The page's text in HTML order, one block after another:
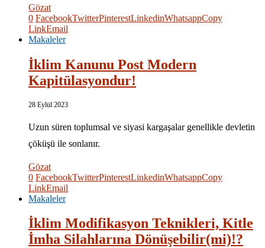
Gözat
0 FacebookTwitterPinterestLinkedinWhatsappCopy
LinkEmail
Makaleler
İklim Kanunu Post Modern
Kapitülasyondur!
28 Eylül 2023
Uzun süren toplumsal ve siyasi kargaşalar genellikle devletin
çöküşü ile sonlanır.
Gözat
0 FacebookTwitterPinterestLinkedinWhatsappCopy
LinkEmail
Makaleler
İklim Modifikasyon Teknikleri, Kitle
İmha Silahlarına Dönüşebilir(mi)!?